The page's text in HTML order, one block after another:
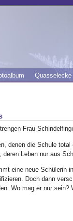
Quasselecke
Frau
denen die Schule
deren Leben nur aus
eine neue Schülerin
Doch dann
Wo mag er nur